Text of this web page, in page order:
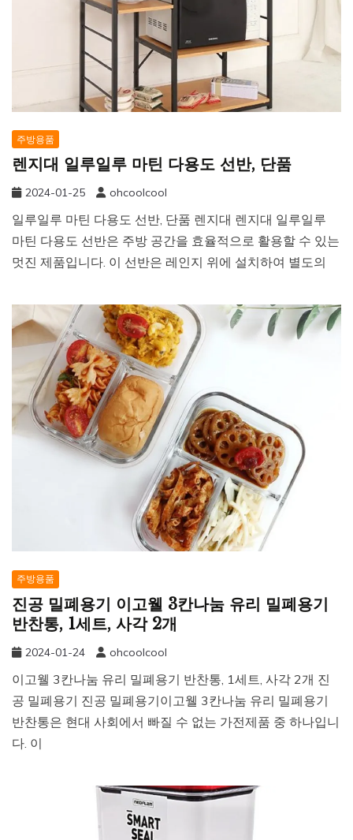
주방용품
렌지대 일루일루 마틴 다용도 선반, 단품
2024-01-25 ohcoolcool
일루일루 마틴 다용도 선반, 단품 렌지대 렌지대 일루일루
마틴 다용도 선반은 주방 공간을 효율적으로 활용할 수 있는
멋진 제품입니다. 이 선반은 레인지 위에 설치하여 별도의
주방용품
진공 밀폐용기 이고웰 3칸나눔 유리 밀폐용기
반찬통, 1세트, 사각 2개
2024-01-24 ohcoolcool
이고웰 3칸나눔 유리 밀폐용기 반찬통, 1세트, 사각 2개 진
공 밀폐용기 진공 밀폐용기이고웰 3칸나눔 유리 밀폐용기
반찬통은 현대 사회에서 빠질 수 없는 가전제품 중 하나입니
다. 이